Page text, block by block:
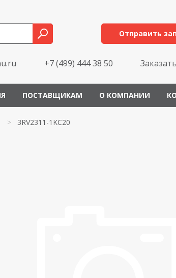
Отправить
+7 (499) 444 38 50
ПОСТАВЩИКАМ О КОМПАНИИ
> 3RV2311-1KC20